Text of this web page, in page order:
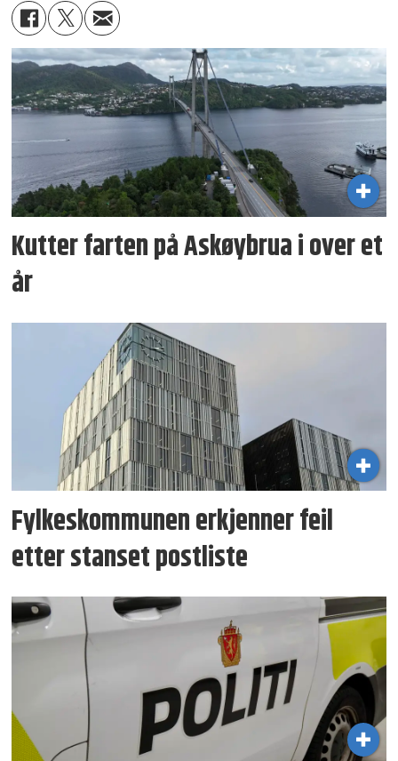
Kutter farten på Askøybrua i over et
år
Fylkeskommunen erkjenner feil
etter stanset postliste